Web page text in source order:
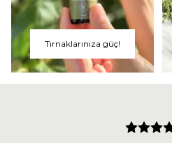
Tırnaklarınıza güç!